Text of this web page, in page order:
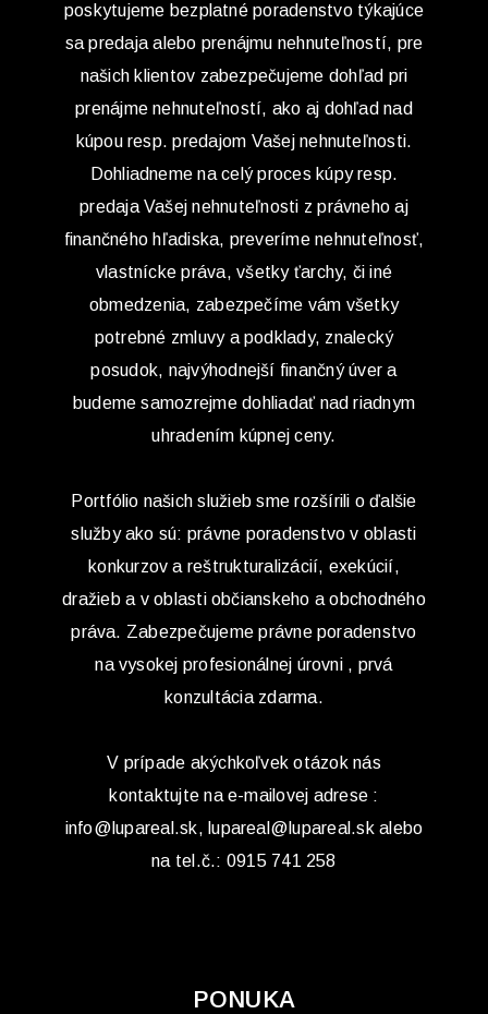
poskytujeme bezplatné poradenstvo týkajúce
sa predaja alebo prenájmu nehnuteľností, pre
našich klientov zabezpečujeme dohľad pri
prenájme nehnuteľností, ako aj dohľad nad
kúpou resp. predajom Vašej nehnuteľnosti.
Dohliadneme na celý proces kúpy resp.
predaja Vašej nehnuteľnosti z právneho aj
finančného hľadiska, preveríme nehnuteľnosť,
vlastnícke práva, všetky ťarchy, či iné
obmedzenia, zabezpečíme vám všetky
potrebné zmluvy a podklady, znalecký
posudok, najvýhodnejší finančný úver a
budeme samozrejme dohliadať nad riadnym
uhradením kúpnej ceny.
Portfólio našich služieb sme rozšírili o ďalšie
služby ako sú: právne poradenstvo v oblasti
konkurzov a reštrukturalizácií, exekúcií,
dražieb a v oblasti občianskeho a obchodného
práva. Zabezpečujeme právne poradenstvo
na vysokej profesionálnej úrovni , prvá
konzultácia zdarma.
V prípade akýchkoľvek otázok nás
kontaktujte na e-mailovej adrese :
info@lupareal.sk, lupareal@lupareal.sk alebo
na tel.č.: 0915 741 258
PONUKA